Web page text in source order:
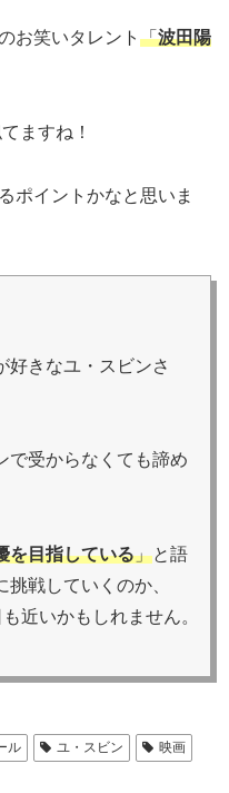
お笑いタレント 「波田陽
ますね！
ポイントかなと思いま
好きなユ・スビンさ
で受からなくても諦め
を目指している」と語
戦していくのか、
近いかもしれません。
ル ユ・スビン
映画